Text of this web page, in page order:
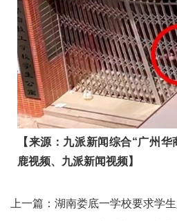
【来源：九派新闻综合“广州
鹿视频、九派新闻视频】
上一篇： 湖南娄底一学校要求学